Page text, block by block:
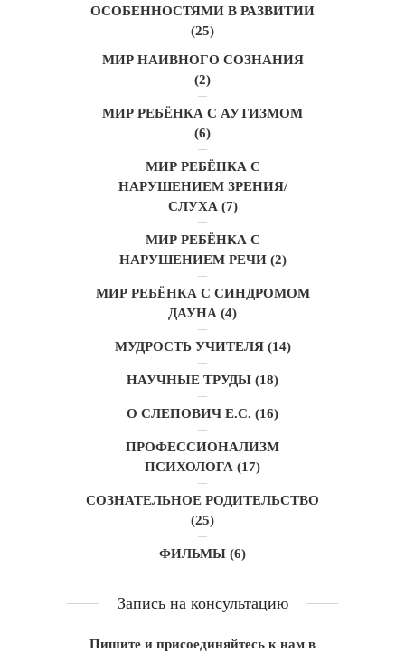
ОСОБЕННОСТЯМИ В РАЗВИТИИ
(25)
МИР НАИВНОГО СОЗНАНИЯ
(2)
МИР РЕБЁНКА С АУТИЗМОМ
(6)
МИР РЕБЁНКА С
НАРУШЕНИЕМ ЗРЕНИЯ/
СЛУХА(7)
МИР РЕБЁНКА С
НАРУШЕНИЕМ РЕЧИ(2)
МИР РЕБЁНКА С СИНДРОМОМ
ДАУНА (4)
МУДРОСТЬ УЧИТЕЛЯ(14)
НАУЧНЫЕ ТРУДЫ (18)
О СЛЕПОВИЧ Е.С. (16)
ПРОФЕССИОНАЛИЗМ
ПСИХОЛОГА (17)
СОЗНАТЕЛЬНОЕ РОДИТЕЛЬСТВО
(25)
ФИЛЬМЫ (6)
Запись на консультацию
Пишите и присоединяйтесь к нам в